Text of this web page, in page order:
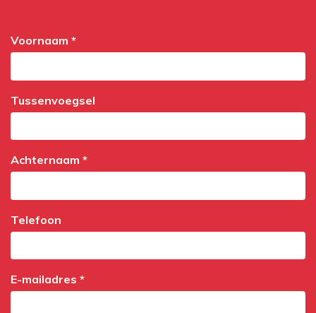
Voornaam *
Tussenvoegsel
Achternaam *
Telefoon
E-mailadres *